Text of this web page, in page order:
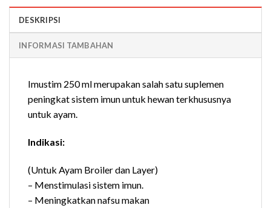
DESKRIPSI
INFORMASI TAMBAHAN
Imustim 250 ml merupakan salah satu suplemen
peningkat sistem imun untuk hewan terkhususnya
untuk ayam.
lndikasi:
(Untuk Ayam Broiler dan Layer)
– Menstimulasi sistem imun.
– Meningkatkan nafsu makan